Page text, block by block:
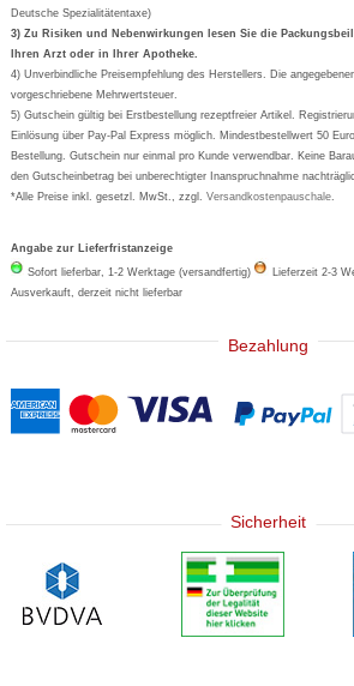
Formoline
Wick
Eucerin
Basica
Deutsche Spezialitätentaxe)
3) Zu Risiken und Nebenwirkungen lesen Sie die
Ihren Arzt oder in Ihrer Apotheke.
4) Unverbindliche Preisempfehlung des Herstellers. Die
vorgeschriebene Mehrwertsteuer.
5) Gutschein gültig bei Erstbestellung rezeptfreier Artikel.
Einlösung über Pay-Pal Express möglich. Mindestbestellwert 50
Bestellung. Gutschein nur einmal pro Kunde verwendbar. Keine
den Gutscheinbetrag bei unberechtigter Inanspruchnahme
*Alle Preise inkl. gesetzl. MwSt., zzgl.Versandkostenpauschale
Angabe zur Lieferfristanzeige
Sofort lieferbar, 1-2 Werktage (versandfertig)
Lieferzeit 2-3
Ausverkauft, derzeit nicht lieferbar
Bezahlung
Sicherheit